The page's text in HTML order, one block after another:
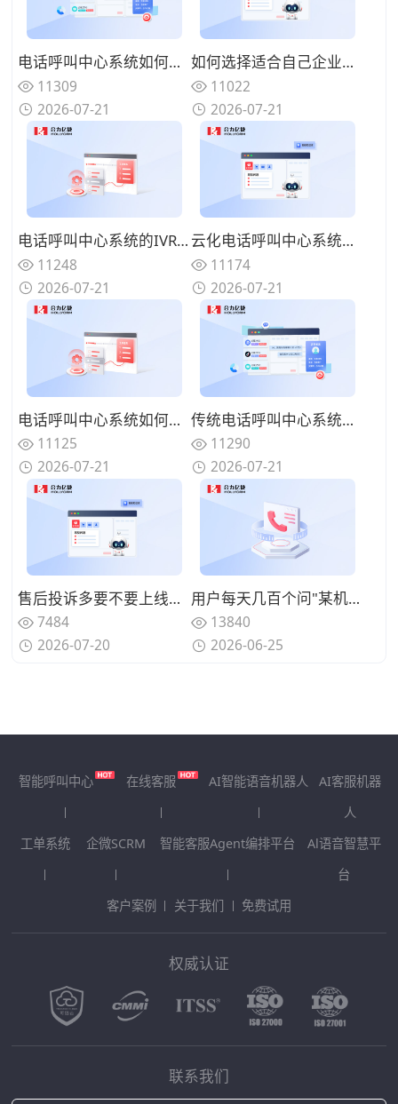
电话呼叫中心系统如何与在线渠道融合？全触点统一路由的协同方案
11309
2026-07-21
如何选择适合自己企业的电话呼叫中心系统？功能匹配与扩展性的权衡
11022
2026-07-21
电话呼叫中心系统的IVR设计有哪些技巧？告别迷宫式菜单的用户友好设计
11248
2026-07-21
云化电话呼叫中心系统有哪些优势？告别硬件束缚的灵活部署模式
11174
2026-07-21
电话呼叫中心系统如何实现来电智能分配？路由策略优化坐席资源调配
11125
2026-07-21
传统电话呼叫中心系统面临哪些挑战？数字化转型的迫切性与路径
11290
2026-07-21
售后投诉多要不要上线呼叫中心系统？规范来电处理标准
7484
2026-07-20
用户每天几百个问"某机型回收多少钱"、人工查型号报价慢还漏单？用智能电话呼叫中心系统自动识别型号并实时报价
13840
2026-06-25
智能呼叫中心 在线客服 AI智能语音机器人
AI客服机器
人
工单系统
企微SCRM 智能客服Agent编排平台
Al语音智慧平
台
客户案例
关于我们 免费试用
权威认证
联系我们